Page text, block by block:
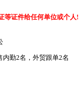
等证件给任何单位或个人!
勤2名，外贸跟单2名